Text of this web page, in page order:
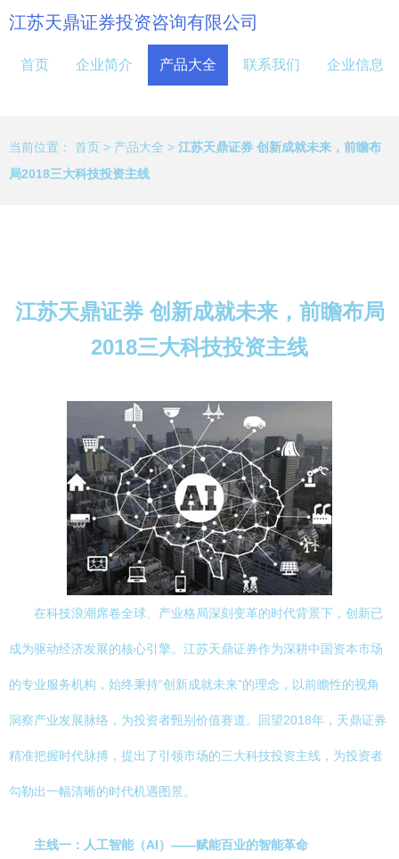
江苏天鼎证券投资咨询有限公司
首页 企业简介 产品大全 联系我们 企业信息
当前位置： 首页 > 产品大全 > 江苏天鼎证券 创新成就未来，前瞻布
局2018三大科技投资主线
江苏天鼎证券 创新成就未来，前瞻布局
2018三大科技投资主线
在科技浪潮席卷全球、产业格局深刻变革的时代背景下，创新已
成为驱动经济发展的核心引擎。江苏天鼎证券作为深耕中国资本市场
的专业服务机构，始终秉持“创新成就未来”的理念，以前瞻性的视角
洞察产业发展脉络，为投资者甄别价值赛道。回望2018年，天鼎证券
精准把握时代脉搏，提出了引领市场的三大科技投资主线，为投资者
勾勒出一幅清晰的时代机遇图景。
主线一：人工智能（AI）——赋能百业的智能革命